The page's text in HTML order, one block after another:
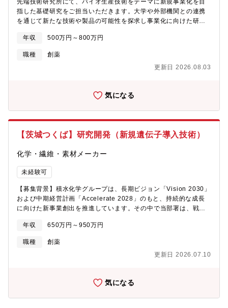
先端技術研究所にて、バイオ生産技術をテーマに新規事業化を目
指した基礎研究をご担当いただきます。大学や外部機関との連携
を通じて新たな技術や製品の可能性を探求し事業化に向けた研究
業務】 ・新製品開発における実験計画の立案/実行/進捗管理/指
導育成 ・大学等外部機関との共同研究や委託研究の推進と導
入 ・研究所における応用研究や開発研究◆担当テーマ バイオ
生産技術のテーマをご担当いただく予定です。 具体的には、微
テーマを担当しますが、 多い場合で3テーマを並行してご担当い
研究領域に取り組める環境です。 扱うテーマは、大学やスター
を事業化に向け進めていただくケースもございます。 事業化
部と連携します。◆業務のやりがい・既存の事業領域にとらわれ
ない、新規事業の創出を目指した研究に携わることができま
す。・大学等社外研究機関との協創に力を入れており、共同研究
に携わるチャンスがあります。・顧客や事業部の研究開発・営業
等、幅広い関係者と協力しながらプロジェクトを推進できます。
◆将来的に研究テーマをリードするマネジメント候補として期待
◆バイオマテリアルや機能材料、ファインポリマーを主体に息の
術交換をはじめ 異業種を含めた幅広い共同研究を積極的に行っ
ています。【業務の魅力】研究所組織内で広い事業領域での研究
終ステージまで体験することも可能です。他の事業領域の研究へ
年収 500万円～800万円
職種
創薬
更新日 2026.08.03
気になる
【茨城つくば】研究開発（新規遺伝子導入技術）
化学・繊維・素材メーカー
未経験可
【募集背景】積水化学グループは、長期ビジョン「Vision 2030」
および中期経営計画「Accelerate 2028」のもと、持続的な成長
に向けた新事業創出を推進しています。その中で当部署は、戦略
「細胞培養／細胞加工」をキーワードに、新規事業の企画および
技術開発を担っています。特に、遺伝子細胞治療の実用化におい
て重要な工程である細胞加工に着目し、細胞へ目的遺伝子を導入
するための新たな遺伝子導入技術の開発を進めています。現在開
がなく、技術確立、顧客価値の検証、事業モデル構築、実用化に
年収 650万円～950万円
職種
創薬
更新日 2026.07.10
気になる